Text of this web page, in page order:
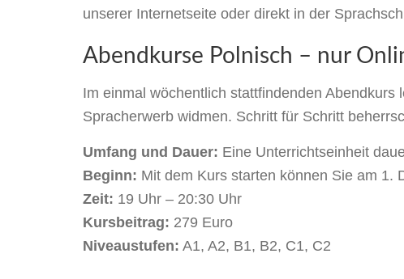
unserer Internetseite oder direkt in der
Abendkurse Polnisch – nur
Im einmal wöchentlich stattfindenden
Spracherwerb widmen. Schritt für Schritt
Umfang und Dauer: Eine Unterrichtseinheit
Beginn: Mit dem Kurs starten können Sie am 1.
Zeit: 19 Uhr – 20:30 Uhr
Kursbeitrag: 279 Euro
Niveaustufen: A1, A2, B1, B2, C1, C2